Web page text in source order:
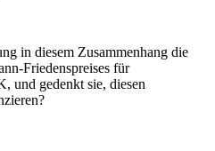
in diesem Zusammenhang die
Friedenspreises für
und gedenkt sie, diesen